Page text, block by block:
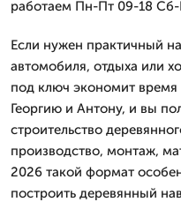
работаем Пн-Пт 09-18 Сб-
Если нужен практичный
автомобиля, отдыха или
под ключ экономит время
Георгию и Антону, и вы
строительство
производство, монтаж,
2026 такой формат
построить деревянный